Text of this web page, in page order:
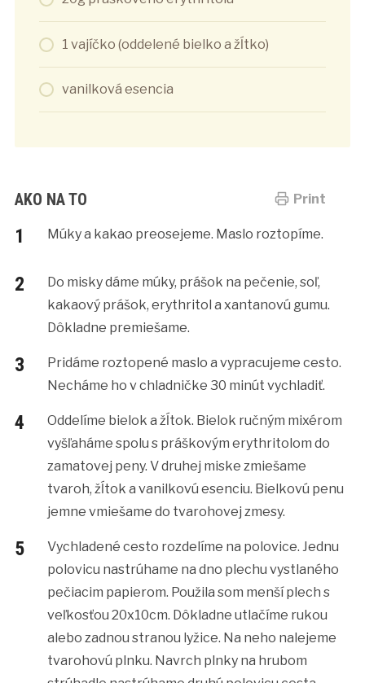
1 vajíčko (oddelené bielko a žĺtko)
vanilková esencia
Print
AKO NA TO
Múky a kakao preosejeme. Maslo roztopíme.
Do misky dáme múky, prášok na pečenie, soľ,
kakaový prášok, erythritol a xantanovú gumu.
Dôkladne premiešame.
Pridáme roztopené maslo a vypracujeme cesto.
Necháme ho v chladničke 30 minút vychladiť.
Oddelíme bielok a žĺtok. Bielok ručným mixérom
vyšľaháme spolu s práškovým erythritolom do
zamatovej peny. V druhej miske zmiešame
tvaroh, žĺtok a vanilkovú esenciu. Bielkovú penu
jemne vmiešame do tvarohovej zmesy.
Vychladené cesto rozdelíme na polovice. Jednu
polovicu nastrúhame na dno plechu vystlaného
pečiacim papierom. Použila som menší plech s
veľkosťou 20x10cm. Dôkladne utlačíme rukou
alebo zadnou stranou lyžice. Na neho nalejeme
tvarohovú plnku. Navrch plnky na hrubom